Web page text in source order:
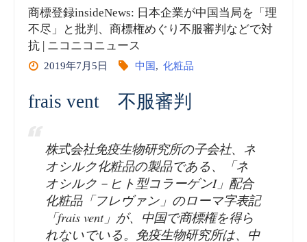
insideNews:
Japan
two
cosmetic
stores
on
商標登録insideNews: 日本企業が中国当局を「理
不尽」と批判、商標権めぐり不服審判などで対
抗 | ニコニコニュース
2019年7月5日 中国, 化粧品
frais vent 不服審判
株式会社免疫生物研究所の子会社、ネ
オシルク化粧品の製品である、「ネ
オシルク－ヒト型コラーゲンI」配合
化粧品「フレヴァン」のローマ字表記
「frais vent」が、中国で商標権を得ら
れないでいる。免疫生物研究所は、中